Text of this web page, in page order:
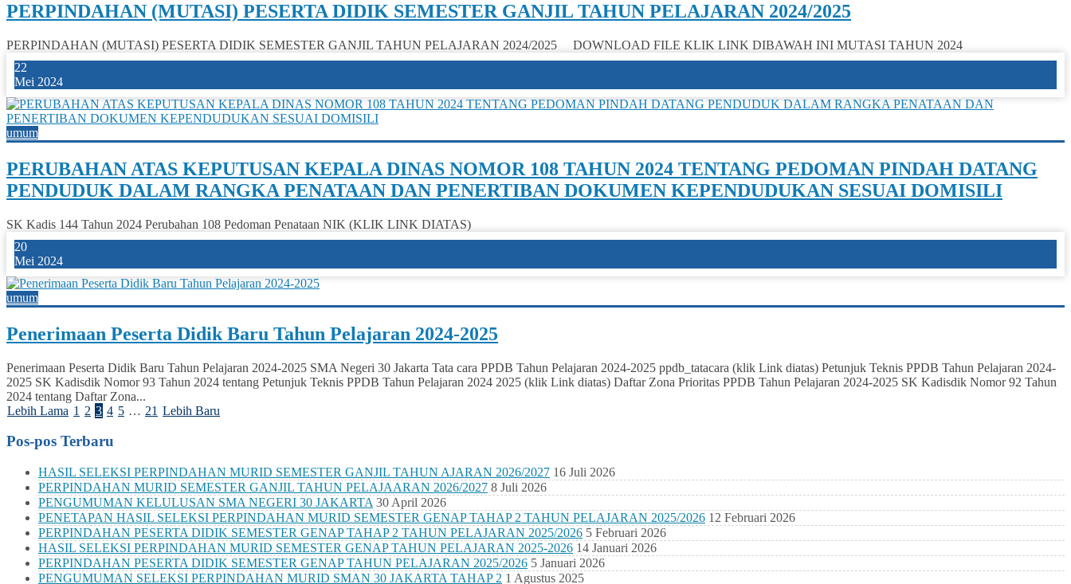
PERPINDAHAN (MUTASI) PESERTA DIDIK SEMESTER GANJIL TAHUN PELAJARAN 2024/2025
PERPINDAHAN (MUTASI) PESERTA DIDIK SEMESTER GANJIL TAHUN PELAJARAN 2024/2025 DOWNLOAD FILE KLIK LINK DIBAWAH INI MUTASI TAHUN 2024
22
Mei 2024
umum
PERUBAHAN ATAS KEPUTUSAN KEPALA DINAS NOMOR 108 TAHUN 2024 TENTANG PEDOMAN PINDAH DATANG
PENDUDUK DALAM RANGKA PENATAAN DAN PENERTIBAN DOKUMEN KEPENDUDUKAN SESUAI DOMISILI
SK Kadis 144 Tahun 2024 Perubahan 108 Pedoman Penataan NIK (KLIK LINK DIATAS)
20
Mei 2024
umum
Penerimaan Peserta Didik Baru Tahun Pelajaran 2024-2025
Penerimaan Peserta Didik Baru Tahun Pelajaran 2024-2025 SMA Negeri 30 Jakarta Tata cara PPDB Tahun Pelajaran 2024-2025 ppdb_tatacara (klik Link diatas) Petunjuk Teknis PPDB Tahun Pelajaran 2024-
2025 SK Kadisdik Nomor 93 Tahun 2024 tentang Petunjuk Teknis PPDB Tahun Pelajaran 2024 2025 (klik Link diatas) Daftar Zona Prioritas PPDB Tahun Pelajaran 2024-2025 SK Kadisdik Nomor 92 Tahun
2024 tentang Daftar Zona...
Lebih Lama 1 2 3 4 5 … 21 Lebih Baru
Pos-pos Terbaru
HASIL SELEKSI PERPINDAHAN MURID SEMESTER GANJIL TAHUN AJARAN 2026/2027 16 Juli 2026
PERPINDAHAN MURID SEMESTER GANJIL TAHUN PELAJAARAN 2026/2027 8 Juli 2026
PENGUMUMAN KELULUSAN SMA NEGERI 30 JAKARTA 30 April 2026
PENETAPAN HASIL SELEKSI PERPINDAHAN MURID SEMESTER GENAP TAHAP 2 TAHUN PELAJARAN 2025/2026 12 Februari 2026
PERPINDAHAN PESERTA DIDIK SEMESTER GENAP TAHAP 2 TAHUN PELAJARAN 2025/2026 5 Februari 2026
HASIL SELEKSI PERPINDAHAN MURID SEMESTER GENAP TAHUN PELAJARAN 2025-2026 14 Januari 2026
PERPINDAHAN PESERTA DIDIK SEMESTER GENAP TAHUN PELAJARAN 2025/2026 5 Januari 2026
PENGUMUMAN SELEKSI PERPINDAHAN MURID SMAN 30 JAKARTA TAHAP 2 1 Agustus 2025